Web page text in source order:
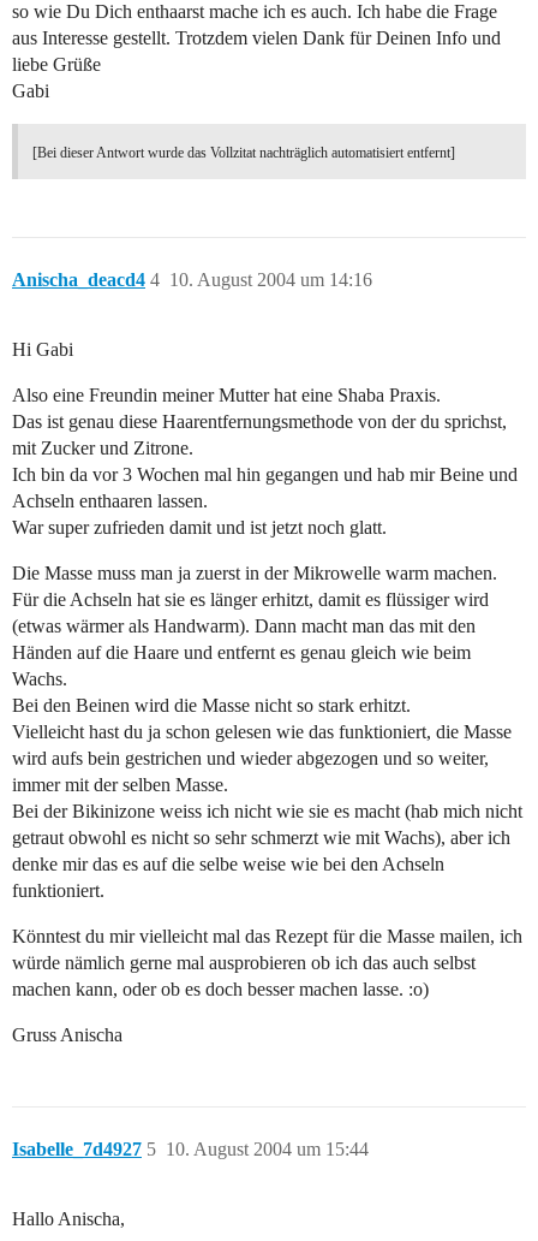
so wie Du Dich enthaarst mache ich es auch. Ich habe die Frage
aus Interesse gestellt. Trotzdem vielen Dank für Deinen Info und
liebe Grüße
Gabi
[Bei dieser Antwort wurde das Vollzitat nachträglich automatisiert entfernt]
Anischa_deacd4 10. August 2004 um 14:16
4
Hi Gabi
Also eine Freundin meiner Mutter hat eine Shaba Praxis.
Das ist genau diese Haarentfernungsmethode von der du sprichst,
mit Zucker und Zitrone.
Ich bin da vor 3 Wochen mal hin gegangen und hab mir Beine und
Achseln enthaaren lassen.
War super zufrieden damit und ist jetzt noch glatt.
Die Masse muss man ja zuerst in der Mikrowelle warm machen.
Für die Achseln hat sie es länger erhitzt, damit es flüssiger wird
(etwas wärmer als Handwarm). Dann macht man das mit den
Händen auf die Haare und entfernt es genau gleich wie beim
Wachs.
Bei den Beinen wird die Masse nicht so stark erhitzt.
Vielleicht hast du ja schon gelesen wie das funktioniert, die Masse
wird aufs bein gestrichen und wieder abgezogen und so weiter,
immer mit der selben Masse.
Bei der Bikinizone weiss ich nicht wie sie es macht (hab mich nicht
getraut obwohl es nicht so sehr schmerzt wie mit Wachs), aber ich
denke mir das es auf die selbe weise wie bei den Achseln
funktioniert.
Könntest du mir vielleicht mal das Rezept für die Masse mailen, ich
würde nämlich gerne mal ausprobieren ob ich das auch selbst
machen kann, oder ob es doch besser machen lasse. :o)
Gruss Anischa
Isabelle_7d4927 10. August 2004 um 15:44
5
Hallo Anischa,